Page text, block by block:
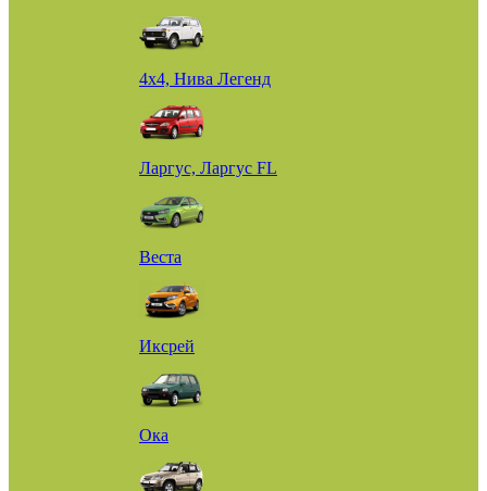
4х4, Нива Легенд
Ларгус, Ларгус FL
Веста
Иксрей
Ока